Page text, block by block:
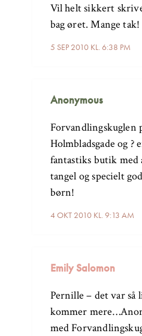
5 SEP 2010 KL. 6:38 PM
Vil helt sikkert
bag øret. Mange
Anonymous
4 OKT 2010 KL. 9:13 AM
Forvandlingskuglen
Holmbladsgade og ?
fantastiks butik
tangel og specielt
børn!
Emily Salomon
Pernille – det var så
kommer
med